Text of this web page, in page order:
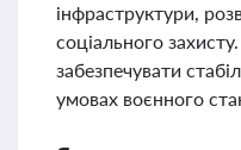
інфраструктури,
соціального
забезпечувати
умовах воєнного